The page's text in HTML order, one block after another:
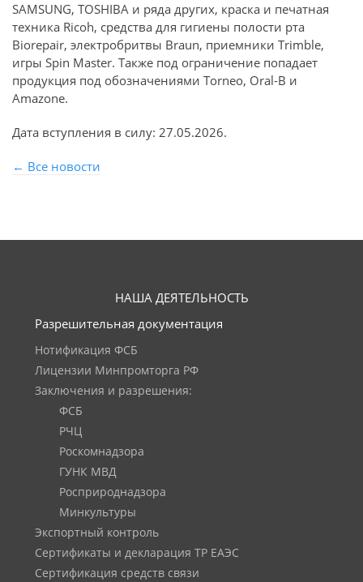
SAMSUNG, TOSHIBA и ряда других, краска и печатная
техника Ricoh, средства для гигиены полости рта
Biorepair, электробритвы Braun, приемники Trimble,
игры Spin Master. Также под ограничение попадает
продукция под обозначениями Torneo, Oral-B и
Amazone.
Дата вступления в силу: 27.05.2026.
← Все новости
НАША ДЕЯТЕЛЬНОСТЬ
Разрешительная документация
Нотификация ФСБ
Лицензии Минпромторга РФ
Заключения и разрешения:
ФСБ
РЧЦ
Роскомнадзора
ГУНК МВД
Росприроднадзора
Минкультуры
Экспортный контроль
Сертификаты и декларация ТР ЕАЭС
Сертификация средств связи